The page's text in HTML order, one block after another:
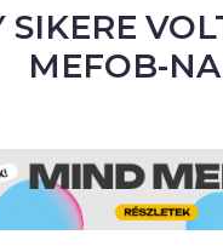
SIKERE
MEFOB-